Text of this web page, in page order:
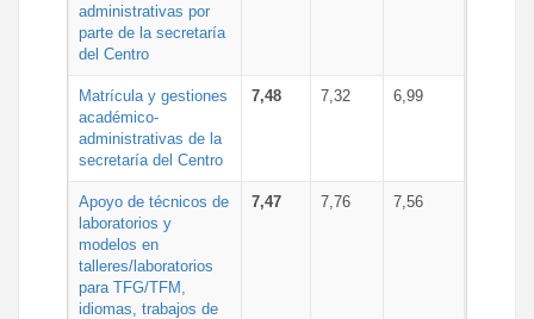
administrativas por
parte de la secretaría
del Centro
Matrícula y gestiones
académico-
administrativas de la
secretaría del Centro
7,48 7,32 6,99
Apoyo de técnicos de
laboratorios y
modelos en
talleres/laboratorios
para TFG/TFM,
idiomas, trabajos de
7,47 7,76 7,56